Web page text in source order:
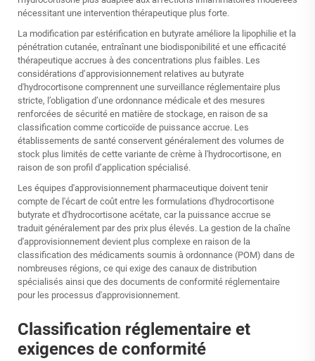
nécessitant une intervention thérapeutique plus forte.
La modification par estérification en butyrate améliore la lipophilie et la
pénétration cutanée, entraînant une biodisponibilité et une efficacité
thérapeutique accrues à des concentrations plus faibles. Les
considérations d’approvisionnement relatives au butyrate
d'hydrocortisone comprennent une surveillance réglementaire plus
stricte, l’obligation d’une ordonnance médicale et des mesures
renforcées de sécurité en matière de stockage, en raison de sa
classification comme corticoïde de puissance accrue. Les
établissements de santé conservent généralement des volumes de
stock plus limités de cette variante de crème à l'hydrocortisone, en
raison de son profil d’application spécialisé.
Les équipes d'approvisionnement pharmaceutique doivent tenir
compte de l'écart de coût entre les formulations d'hydrocortisone
butyrate et d'hydrocortisone acétate, car la puissance accrue se
traduit généralement par des prix plus élevés. La gestion de la chaîne
d'approvisionnement devient plus complexe en raison de la
classification des médicaments soumis à ordonnance (POM) dans de
nombreuses régions, ce qui exige des canaux de distribution
spécialisés ainsi que des documents de conformité réglementaire
pour les processus d'approvisionnement.
Classification réglementaire et
exigences de conformité